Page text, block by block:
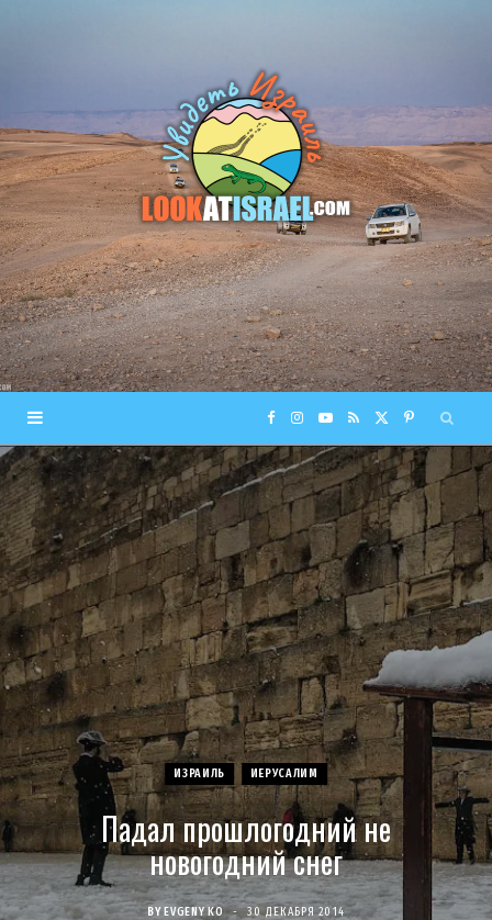
F
a
c
e
b
o
o
k
I
n
t
a
g
r
a
m
Y
o
u
T
u
b
e
R
S
S
(
T
w
i
t
t
e
r
P
i
t
e
r
ИЗРАИЛЬ ИЕРУСАЛИМ
Падал прошлогодний не
новогодний снег
BY EVGENY KO 30 ДЕКАБРЯ 2014